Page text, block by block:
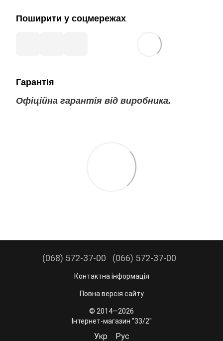
Поширити у соцмережах
Гарантія
Офіційна гарантія від виробника.
(068) 572-37-00 (066) 572-37-00
Контактна інформація
Повна версія сайту
© 2014—2026
Інтернет-магазин "33/2"
Укр Рус